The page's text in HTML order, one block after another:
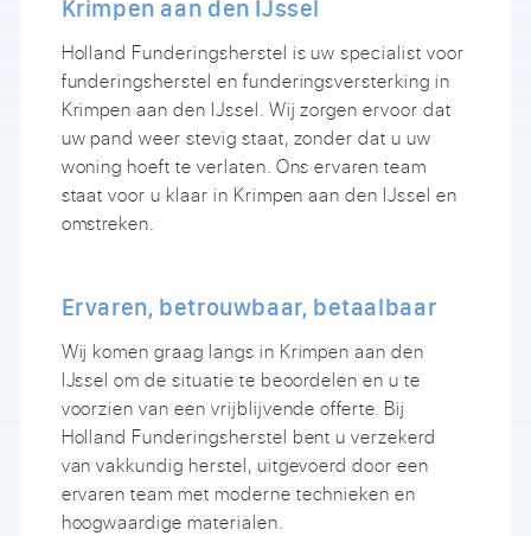
Krimpen aan den IJssel
Holland Funderingsherstel is uw specialist voor
funderingsherstel en funderingsversterking in
Krimpen aan den IJssel. Wij zorgen ervoor dat
uw pand weer stevig staat, zonder dat u uw
woning hoeft te verlaten. Ons ervaren team
staat voor u klaar in Krimpen aan den IJssel en
omstreken.
Ervaren, betrouwbaar, betaalbaar
Wij komen graag langs in Krimpen aan den
IJssel om de situatie te beoordelen en u te
voorzien van een vrijblijvende offerte. Bij
Holland Funderingsherstel bent u verzekerd
van vakkundig herstel, uitgevoerd door een
ervaren team met moderne technieken en
hoogwaardige materialen.